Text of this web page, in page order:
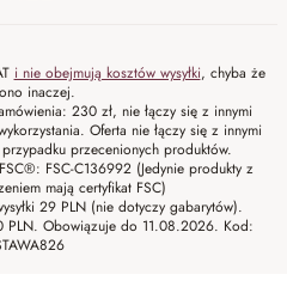
i nie obejmują kosztów wysyłki, chyba że
inaczej.
230 zł, nie łączy się z innymi
Oferta nie łączy się z innymi
przecenionych produktów.
FSC-C136992 (Jedynie produkty z
mają certyfikat FSC)
29 PLN (nie dotyczy gabarytów).
PLN. Obowiązuje do 11.08.2026. Kod: